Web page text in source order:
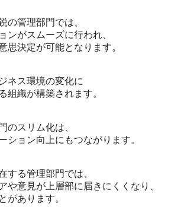
の管理部門では、
ンがスムーズに行われ、
思決定が可能となります。
ネス環境の変化に
組織が構築されます。
のスリム化は、
ション向上にもつながります。
する管理部門では、
や意見が上層部に届きにくくなり、
があります。